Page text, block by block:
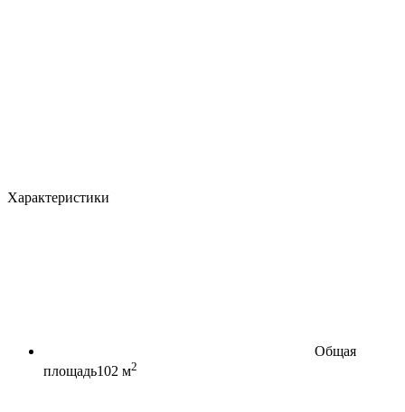
Характеристики
Общая
площадь102 м2